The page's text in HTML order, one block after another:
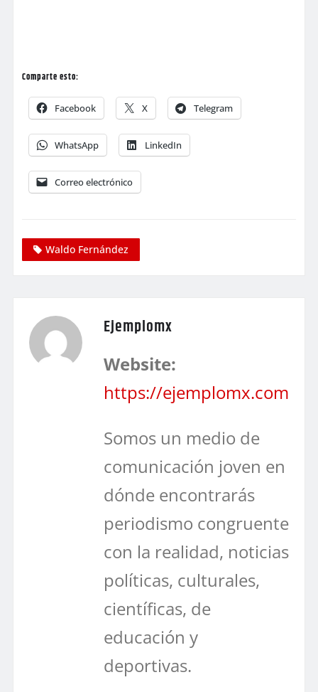
Comparte esto:
Facebook X Telegram
WhatsApp LinkedIn
Correo electrónico
Waldo Fernández
Ejemplomx
Website:
https://ejemplomx.com
Somos un medio de
comunicación joven en
dónde encontrarás
periodismo congruente
con la realidad, noticias
políticas, culturales,
científicas, de
educación y
deportivas.